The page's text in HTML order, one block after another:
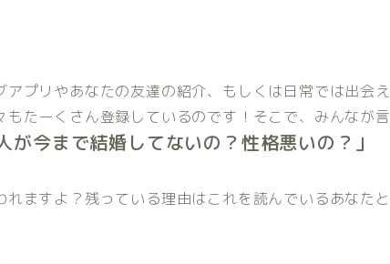
アプリやあなたの友達の紹介、もしくは日常では出会え
たーくさん登録しているのです！そこで、みんなが言
が今まで結婚してないの？性格悪いの？」
ますよ？残っている理由はこれを読んでいるあなたと